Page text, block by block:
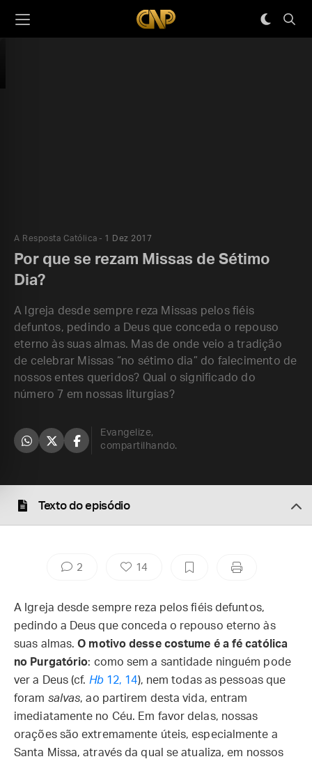
A Resposta Católica 1 Dez 2017
Por que se rezam Missas de Sétimo
Dia?
A Igreja desde sempre reza Missas pelos fiéis
defuntos, pedindo a Deus que conceda o repouso
eterno às suas almas. Mas de onde veio a tradição
de celebrar Missas “no sétimo dia” do falecimento de
nossos entes queridos? Qual o significado do
número 7 em nossas liturgias?
Evangelize,
compartilhando.
Texto do episódio
2 14
A Igreja desde sempre reza pelos fiéis defuntos,
pedindo a Deus que conceda o repouso eterno às
suas almas.O motivo desse costume é a fé católica
no Purgatório: como sem a santidade ninguém pode
ver a Deus (cf. Hb12, 14), nem todas as pessoas que
foram salvas, ao partirem desta vida, entram
imediatamente no Céu. Em favor delas, nossas
orações são extremamente úteis, especialmente a
Santa Missa, através da qual se atualiza, em nossos